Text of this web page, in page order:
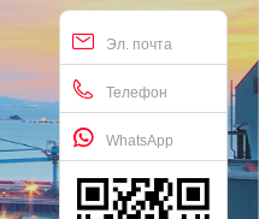
Эл. почта
Телефон
WhatsApp